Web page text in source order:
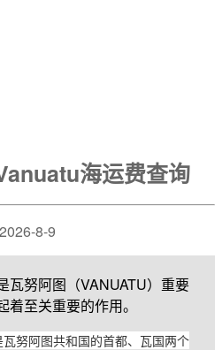
海运费查询
2026-8-9
瓦努阿图（VANUATU）重要
至关重要的作用。
努阿图共和国的首都、瓦国两个